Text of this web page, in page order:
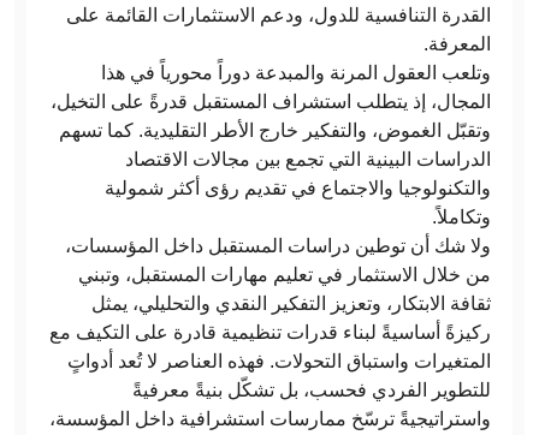
القدرة التنافسية للدول، ودعم الاستثمارات القائمة على
المعرفة.
وتلعب العقول المرنة والمبدعة دوراً محورياً في هذا
المجال، إذ يتطلب استشراف المستقبل قدرةً على التخيل،
وتقبّل الغموض، والتفكير خارج الأطر التقليدية. كما تسهم
الدراسات البينية التي تجمع بين مجالات الاقتصاد
والتكنولوجيا والاجتماع في تقديم رؤى أكثر شمولية
وتكاملاً.
ولا شك أن توطين دراسات المستقبل داخل المؤسسات،
من خلال الاستثمار في تعليم مهارات المستقبل، وتبني
ثقافة الابتكار، وتعزيز التفكير النقدي والتحليلي، يمثل
ركيزةً أساسيةً لبناء قدرات تنظيمية قادرة على التكيف مع
المتغيرات واستباق التحولات. فهذه العناصر لا تُعد أدواتٍ
للتطوير الفردي فحسب، بل تشكّل بنيةً معرفيةً
واستراتيجيةً ترسّخ ممارسات استشرافية داخل المؤسسة،